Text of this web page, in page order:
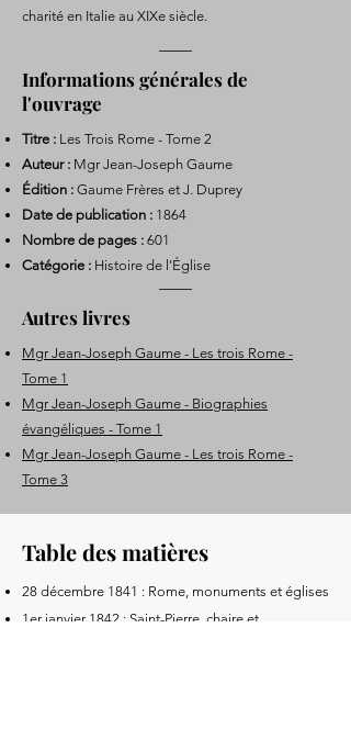
charité en Italie au XIXe siècle.
Informations générales de
l'ouvrage
Titre : Les Trois Rome - Tome 2
Auteur : Mgr Jean-Joseph Gaume
Édition : Gaume Frères et J. Duprey
Date de publication : 1864
Nombre de pages : 601
Catégorie : Histoire de l'Église
Autres livres
Mgr Jean-Joseph Gaume - Les trois Rome -
Tome 1
Mgr Jean-Joseph Gaume - Biographies
évangéliques - Tome 1
Mgr Jean-Joseph Gaume - Les trois Rome -
Tome 3
Table des matières
28 décembre 1841 : Rome, monuments et églises
1er janvier 1842 : Saint-Pierre, chaire et